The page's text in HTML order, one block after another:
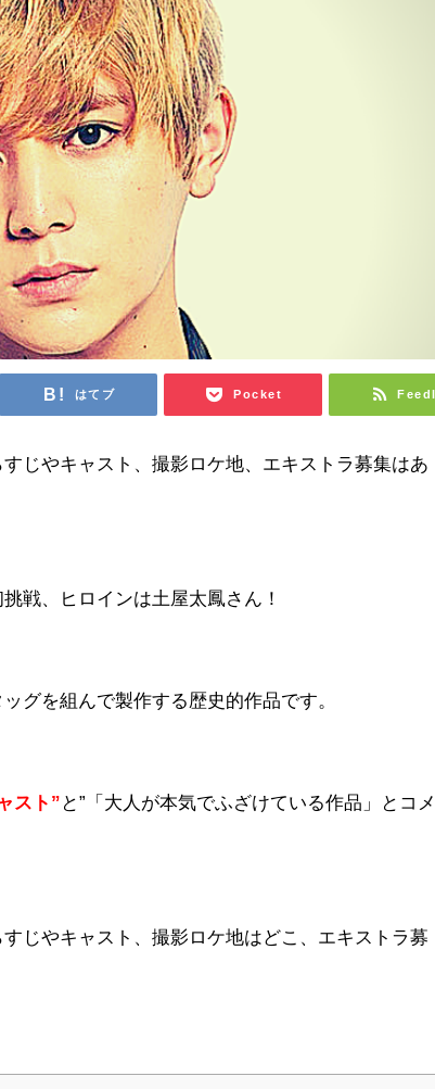
はてブ Pocket
じやキャスト、撮影ロケ地、エキストラ募集はあ
戦、ヒロインは土屋太鳳さん！
グを組んで製作する歴史的作品です。
スト” と”「大人が本気でふざけている作品」とコ
じやキャスト、撮影ロケ地はどこ、エキストラ募